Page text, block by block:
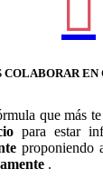
COLABORAR EN
que más te
para estar
proponiendo
.